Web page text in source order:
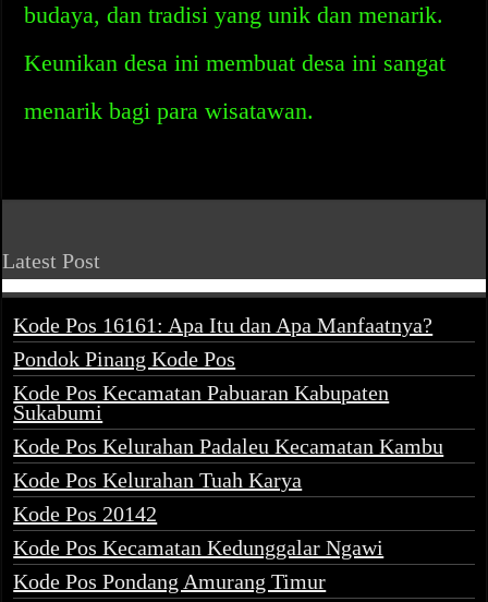
budaya, dan tradisi yang unik dan menarik.
Keunikan desa ini membuat desa ini sangat
menarik bagi para wisatawan.
Latest Post
Kode Pos 16161: Apa Itu dan Apa Manfaatnya?
Pondok Pinang Kode Pos
Kode Pos Kecamatan Pabuaran Kabupaten
Sukabumi
Kode Pos Kelurahan Padaleu Kecamatan Kambu
Kode Pos Kelurahan Tuah Karya
Kode Pos 20142
Kode Pos Kecamatan Kedunggalar Ngawi
Kode Pos Pondang Amurang Timur